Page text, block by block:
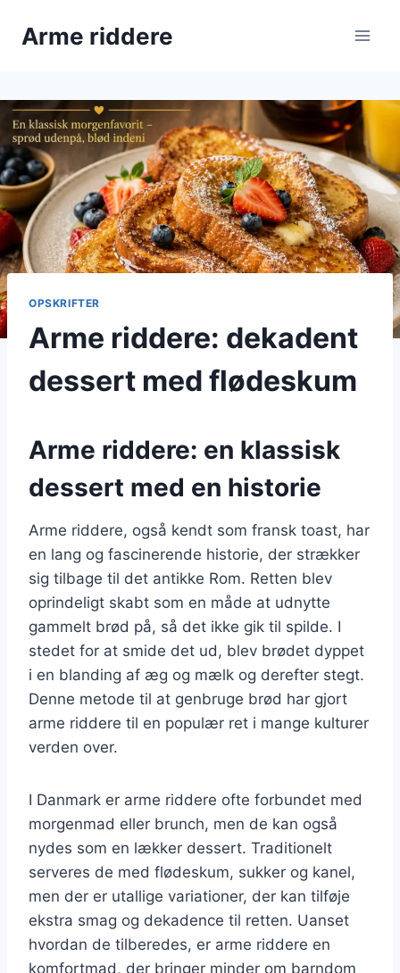
Arme riddere
OPSKRIFTER
Arme riddere: dekadent
dessert med flødeskum
Arme riddere: en klassisk
dessert med en historie
Arme riddere, også kendt som fransk toast, har
en lang og fascinerende historie, der strækker
sig tilbage til det antikke Rom. Retten blev
oprindeligt skabt som en måde at udnytte
gammelt brød på, så det ikke gik til spilde. I
stedet for at smide det ud, blev brødet dyppet
i en blanding af æg og mælk og derefter stegt.
Denne metode til at genbruge brød har gjort
arme riddere til en populær ret i mange kulturer
verden over.
I Danmark er arme riddere ofte forbundet med
morgenmad eller brunch, men de kan også
nydes som en lækker dessert. Traditionelt
serveres de med flødeskum, sukker og kanel,
men der er utallige variationer, der kan tilføje
ekstra smag og dekadence til retten. Uanset
hvordan de tilberedes, er arme riddere en
komfortmad, der bringer minder om barndom